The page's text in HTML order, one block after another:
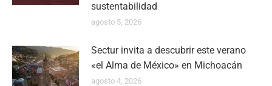
sustentabilidad
agosto 5, 2026
Sectur invita a descubrir este verano
«el Alma de México» en Michoacán
agosto 4, 2026